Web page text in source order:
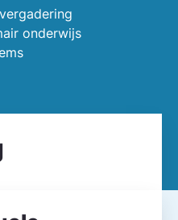
onderwijs